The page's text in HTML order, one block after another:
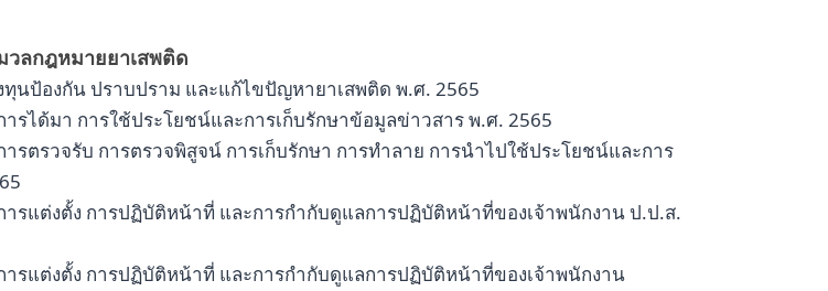
วลกฎหมายยาเสพติด
ทุนป้องกัน ปราบปราม และแก้ไขปัญหายาเสพติด พ.ศ. 2565
ารได้มา การใช้ประโยชน์และการเก็บรักษาข้อมูลข่าวสาร พ.ศ. 2565
รตรวจรับ การตรวจพิสูจน์ การเก็บรักษา การทำลาย การนำไปใช้ประโยชน์และการ
ารแต่งตั้ง การปฏิบัติหน้าที่ และการกำกับดูแลการปฏิบัติหน้าที่ของเจ้าพนักงาน ป.ป.ส.
ารแต่งตั้ง การปฏิบัติหน้าที่ และการกำกับดูแลการปฏิบัติหน้าที่ของเจ้าพนักงาน